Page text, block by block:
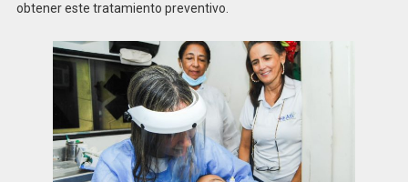
obtener este tratamiento preventivo.